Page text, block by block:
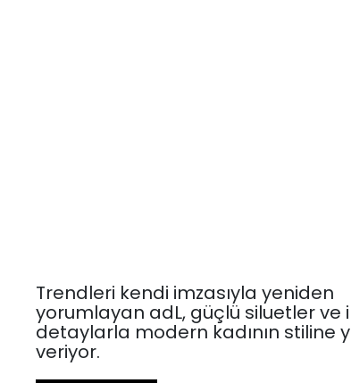
Trendleri kendi imzasıyla yeniden
yorumlayan adL, güçlü siluetler ve
detaylarla modern kadının stiline
veriyor.